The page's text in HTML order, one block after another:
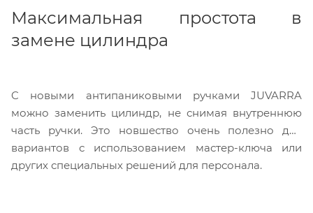
Максимальная простота в
замене цилиндра
C новыми антипаниковыми ручками JUVARRA
можно заменить цилиндр, не снимая внутреннюю
часть ручки. Это новшество очень полезно для
вариантов с использованием мастер-ключа или
других специальных решений для персонала.